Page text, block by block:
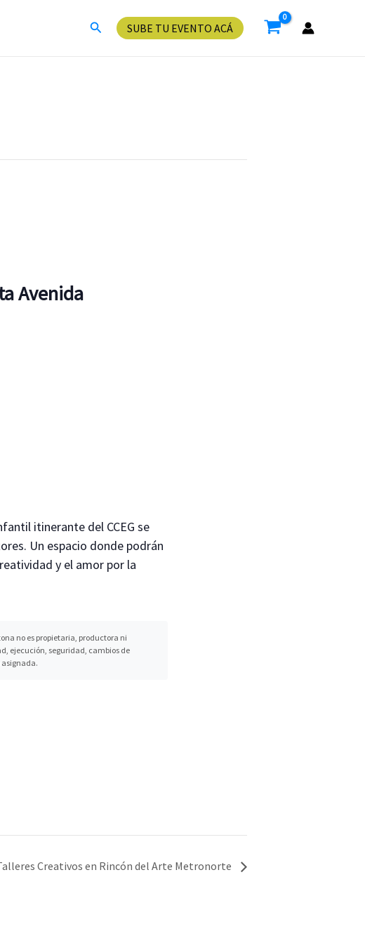
Buscar SUBE TU EVENTO ACÁ
Avenida
itinerante del CCEG se
Un espacio donde podrán
y el amor por la
no es propietaria, productora ni
ejecución, seguridad, cambios de
Creativos en Rincón del Arte Metronorte